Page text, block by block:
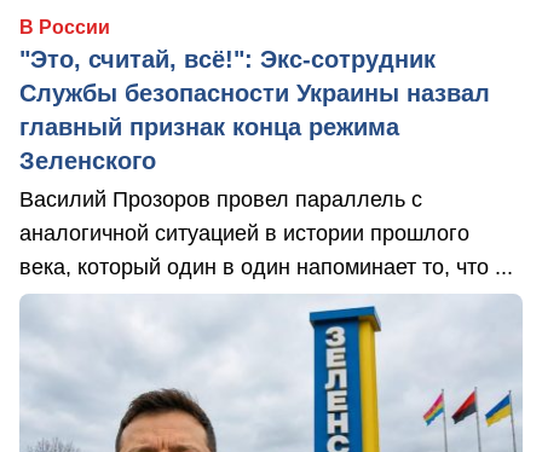
В России
"Это, считай, всё!": Экс-сотрудник
Службы безопасности Украины назвал
главный признак конца режима
Зеленского
Василий Прозоров провел параллель с
аналогичной ситуацией в истории прошлого
века, который один в один напоминает то, что ...